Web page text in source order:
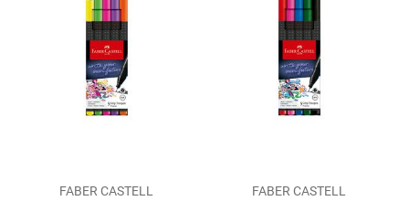
FABER CASTELL FABER CASTELL